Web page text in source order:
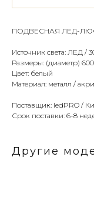
ПОДВЕСНАЯ ЛЕД-
Источник света: ЛЕД /
Размеры: (диаметр)
Цвет: белый
Материал: металл /
Поставщик: ledPRO /
Срок поставки: 6-8
Другие